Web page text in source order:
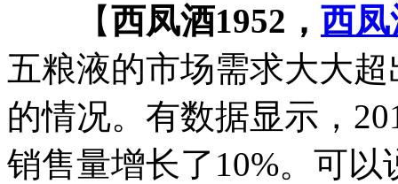
【西凤酒1952， 西
五粮液的市场需求大大
的情况。有数据显示，
销售量增长了10%。可以